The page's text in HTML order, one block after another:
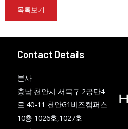
목록보기
Contact Details
본사
충남 천안시 서북구 2공단4
로 40-11 천안G1비즈캠퍼스
10층 1026호,1027호